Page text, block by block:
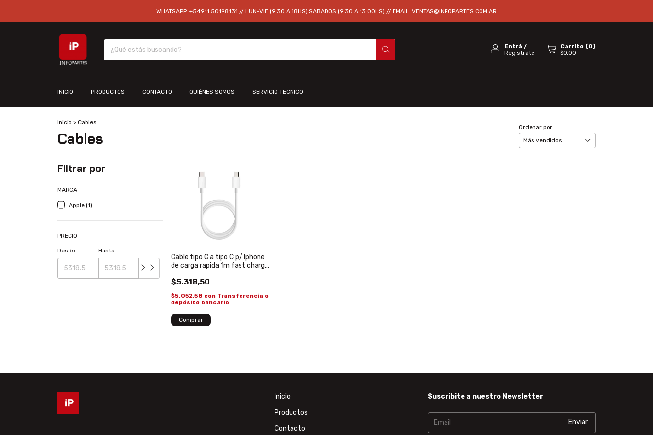
WHATSAPP: +54911 50198131 // LUN-VIE (9:30 A 18HS) SABADOS (9:30 A 13:00HS) // EMAIL: VENTAS@INFOPARTES.COM.AR
Entrá /
Registráte
Carrito (0)
$0,00
INICIO PRODUCTOS CONTACTO QUIÉNES SOMOS SERVICIO TECNICO
Inicio > Cables
Cables
Ordenar por
Filtrar por
MARCA
Apple (1)
PRECIO
Desde Hasta
Cable tipo C a tipo C p/ Iphone
de carga rapida 1m fast charge
$5.318,50
$5.052,58 con Transferencia o
depósito bancario
Inicio
Productos
Contacto
Suscribite a nuestro Newsletter